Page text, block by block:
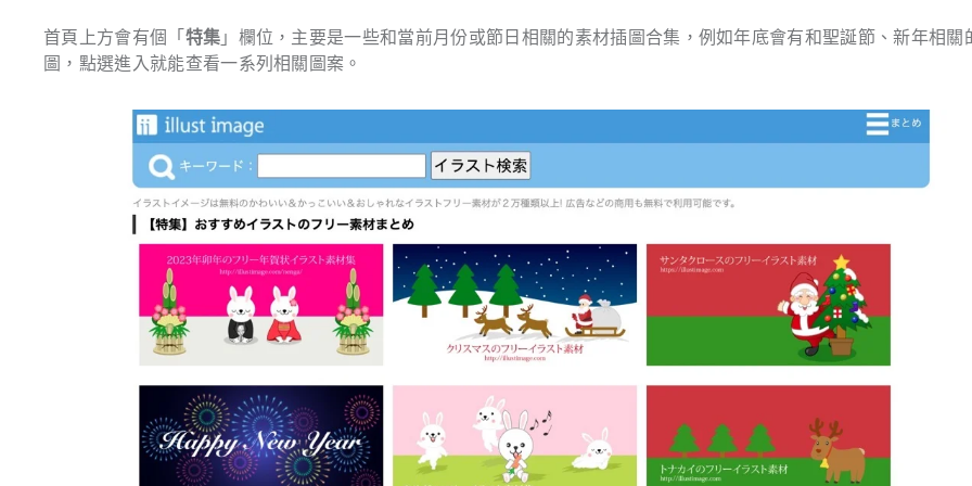
首頁上方會有個「 特集 」欄位，主要是一些和當前月份或節日相關的素材插圖合集，例如年底會有和聖誕節、新年相關
圖，點選進入就能查看一系列相關圖案。